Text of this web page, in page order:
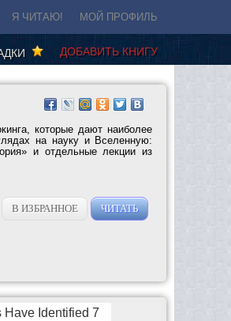
Я ЧИТАЮ! МОЙ ПРОФИЛЬ
ДОБАВИТЬ КНИГУ
которые дают наиболее
на науку и Вселенную:
и отдельные лекции из
В ИЗБРАННОЕ ЧИТАТЬ